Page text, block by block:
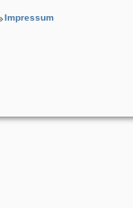
Impressum